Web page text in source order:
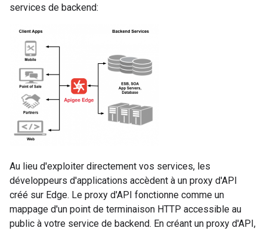
services de backend:
Au lieu d'exploiter directement vos services, les
développeurs d'applications accèdent à un proxy d'API
créé sur Edge. Le proxy d'API fonctionne comme un
mappage d'un point de terminaison HTTP accessible au
public à votre service de backend. En créant un proxy d'API,